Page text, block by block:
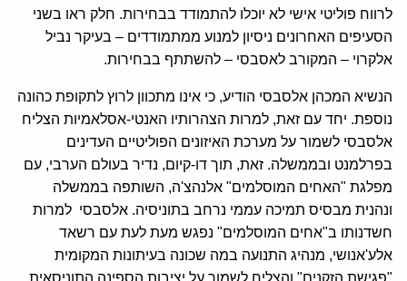
לרווח פוליטי אישי לא יוכלו להתמודד בבחירות. חלק ראו בשני
הסעיפים האחרונים ניסיון למנוע ממתמודדים – בעיקר נביל
אלקרוי – המקורב לאסבסי – להשתתף בבחירות.
הנשיא המכהן אלסבסי הודיע, כי אינו מתכוון לרוץ לתקופת כהונה
נוספת. יחד עם זאת, למרות הצהרותיו האנטי-אסלאמיות הצליח
אלסבסי לשמור על מערכת האיזונים הפוליטיים העדינים
בפרלמנט ובממשלה. זאת, תוך דו-קיום, נדיר בעולם הערבי, עם
מפלגת "האחים המוסלמים" אלנהצ'ה, השותפה בממשלה
ונהנית מבסיס תמיכה עממי נרחב בתוניסיה. אלסבסי למרות
חשדנותו ב"אחים המוסלמים" נפגש מעת לעת עם רשאד
אלע'אנושי, מנהיג התנועה במה שכונה בעיתונות המקומית
"פגישת הזקנים" והצליח לשמור על יציבות הספינה התוניסאית